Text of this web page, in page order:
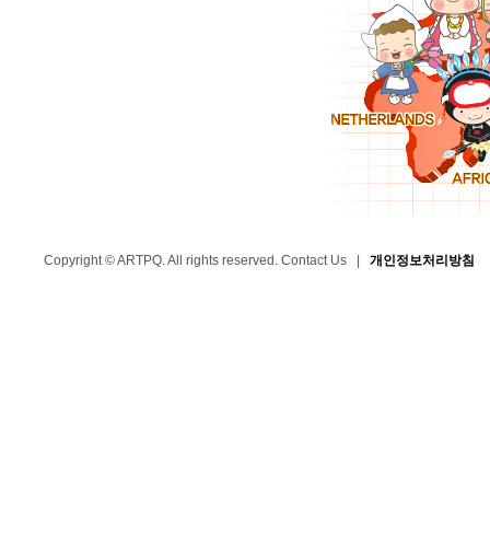
Copyright © ARTPQ. All rights reserved. Contact Us 개인정보처리방침